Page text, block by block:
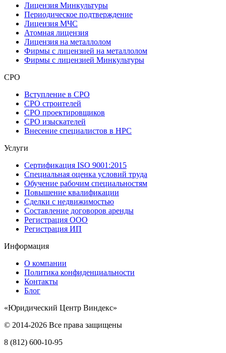
Лицензия Минкультуры
Периодическое подтверждение
Лицензия МЧС
Атомная лицензия
Лицензия на металлолом
Фирмы с лицензией на металлолом
Фирмы с лицензией Минкультуры
СРО
Вступление в СРО
СРО строителей
СРО проектировщиков
СРО изыскателей
Внесение специалистов в НРС
Услуги
Сертификация ISO 9001:2015
Специальная оценка условий труда
Обучение рабочим специальностям
Повышение квалификации
Сделки с недвижимостью
Составление договоров аренды
Регистрация ООО
Регистрация ИП
Информация
О компании
Политика конфиденциальности
Контакты
Блог
«Юридический Центр Виндекс»
© 2014-2026 Все права защищены
8 (812) 600-10-95